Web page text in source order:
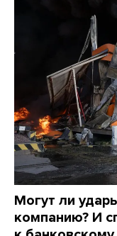
Могут ли
компанию? И